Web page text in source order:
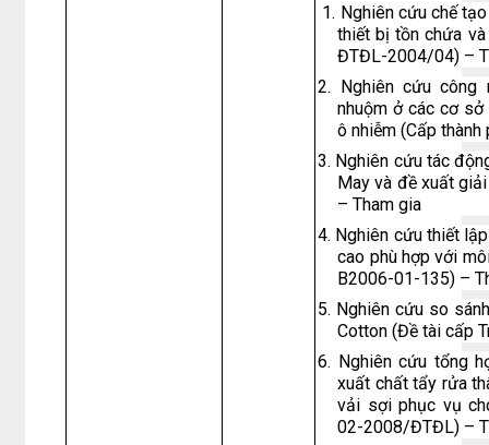
1. Nghiên cứu chế
thiết bị tồn chứa
ĐTĐL-2004/04) –
2. Nghiên cứu
nhuộm ở các cơ
ô nhiễm (Cấp
3. Nghiên cứu tác
May và đề xuất
– Tham gia
4. Nghiên cứu thiết
cao phù hợp với
B2006-01-135) –
5. Nghiên cứu so
Cotton (Đề tài cấp
6. Nghiên cứu tổng
xuất chất tẩy rửa
vải sợi phục vụ
02-2008/ĐTĐL) –